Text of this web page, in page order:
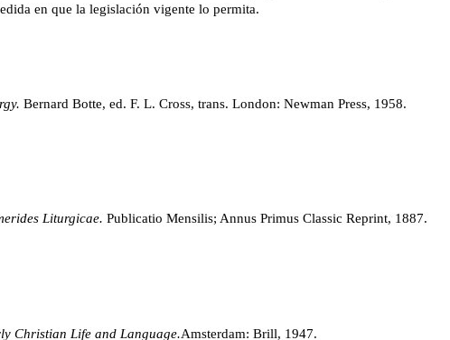
en que la legislación vigente lo permita.
Bernard Botte, ed. F. L. Cross, trans. London: Newman Press, 1958.
Liturgicae. Publicatio Mensilis; Annus Primus Classic Reprint, 1887.
Christian Life and Language.Amsterdam: Brill, 1947.